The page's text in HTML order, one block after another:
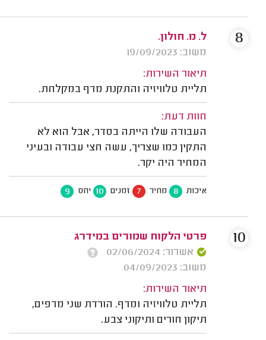
ל. מ. חולון.
משוב: 19/09/2023
תיאור השירות:
תליית טלוויזיה והתקנת מדף במקלחת.
חוות דעת:
העבודה שלו הייתה בסדר, אבל הוא לא
התקין כמו שצריך, עשה חצי עבודה ובעיני
המחיר היה יקר.
איכות 8 מחיר 7 זמנים 10 יחס 9
8
פרטי הלקוח שמורים במידרג
אשרור: 02/06/2024
משוב: 04/09/2023
תיאור השירות:
תליית טלוויזיה ומדף. הורדת שני מדפים,
תיקון חורים ותיקוני צבע.
10